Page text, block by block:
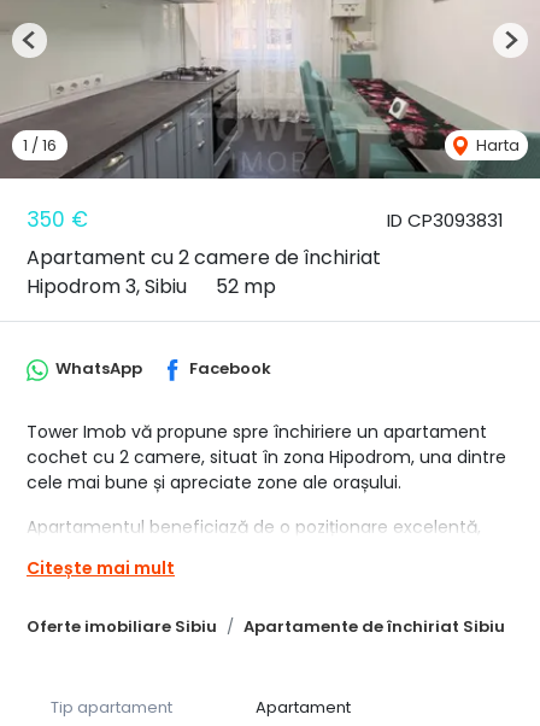
ID CP3093831
350 €
Apartament cu 2 camere de închiriat
Hipodrom 3, Sibiu
52 mp
1 / 16 Harta
Previous
Oferte imobiliare Sibiu Apartamente de închiriat Sibiu
WhatsApp Facebook
Tower Imob vă propune spre închiriere un apartament
cochet cu 2 camere, situat în zona Hipodrom, una dintre
cele mai bune și apreciate zone ale orașului.
Apartamentul beneficiază de o poziționare excelentă,
mijloace de transport și cu acces rapid către mall-ul din
relaxare.
directă către balconul de 3 mp – locul perfect pentru
Citește mai mult
Tip apartament Apartament